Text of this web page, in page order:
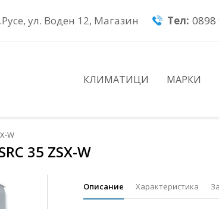
ул. Воден 12, Магазин Тел: 0898
КЛИМАТИЦИ МАРКИ
W
35 ZSX-W
Описание Характеристика